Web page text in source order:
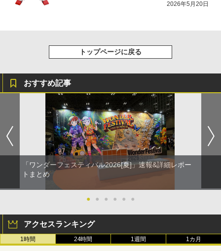
2026年5月20日
トップページに戻る
おすすめ記事
「ワンダーフェスティバル2026[夏]」速報&詳細レポー
トまとめ
● ● ● ● ● ●
アクセスランキング
1時間 24時間 1週間 1カ月